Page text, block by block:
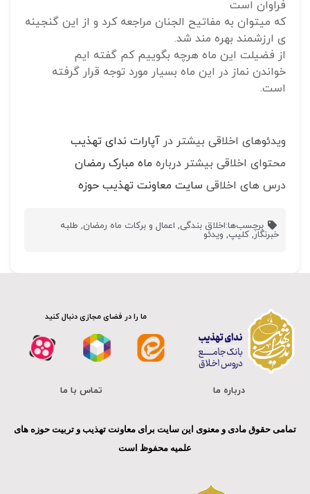
فراوان است
که میتوان به مفاتیح الجنان مراجعه کرد و از این گنجینه
ی ارزشمند بهره مند شد.
از فضیلت این ماه هرچه بگوییم کم گفته ایم
خواندن نماز در این ماه بسیار مورد توجه قرار گرفته
است.
ویدئوهای اخلاقی بیشتر در آپارات ندای تهذیب
محتوای اخلاقی بیشتر درباره ماه مبارک رمضان
درس های اخلاقی سایت معاونت تهذیب حوزه
برچسب‌ها:اخلاق بندگی, اعمال و برکات ماه رمضان, طلبه
خبرنگار, کلیپ, ویدئو
ما را در فضای مجازی دنبال کنید
درباره ما تماس با ما
تمامی حقوق مادی و معنوی این سایت برای معاونت تهذیب و تربیت حوزه های
علمیه محفوظ است